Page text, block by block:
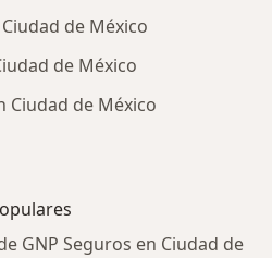
de México
de México
Ciudad de México
GNP Seguros en Ciudad de